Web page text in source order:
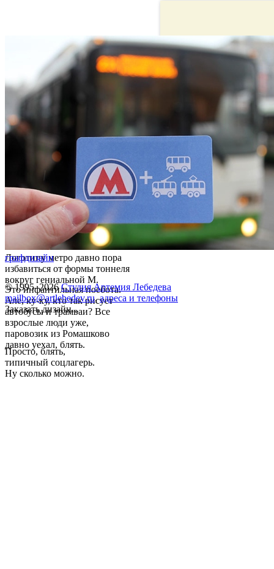
Логотипу метро давно пора
избавиться от формы тоннеля
вокруг гениальной М.
Это инфантильная поебота.
Але, ку-ку, кто так рисует
автобусы и трамваи? Все
взрослые люди уже,
паровозик из Ромашково
давно уехал, блять.
Просто, блять,
типичный соцлагерь.
Ну сколько можно.
графдизайн
© 1995–2026 Студия Артемия Лебедева
mailbox@artlebedev.ru, адреса и телефоны
Заказать дизайн...